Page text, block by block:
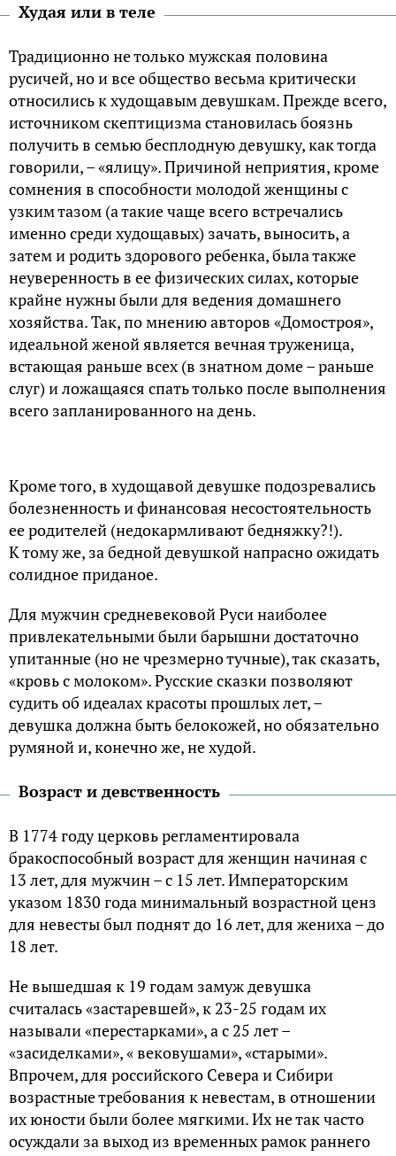
Худая или в теле
Традиционно не только мужская половина
русичей, но и все общество весьма критически
относились к худощавым девушкам. Прежде всего,
источником скептицизма становилась боязнь
получить в семью бесплодную девушку, как тогда
говорили, – «ялицу». Причиной неприятия, кроме
сомнения в способности молодой женщины с
узким тазом (а такие чаще всего встречались
именно среди худощавых) зачать, выносить, а
затем и родить здорового ребенка, была также
неуверенность в ее физических силах, которые
крайне нужны были для ведения домашнего
хозяйства. Так, по мнению авторов «Домостроя»,
идеальной женой является вечная труженица,
встающая раньше всех (в знатном доме – раньше
слуг) и ложащаяся спать только после выполнения
всего запланированного на день.
Кроме того, в худощавой девушке подозревались
болезненность и финансовая несостоятельность
ее родителей (недокармливают бедняжку?!).
К тому же, за бедной девушкой напрасно ожидать
солидное приданое.
Для мужчин средневековой Руси наиболее
привлекательными были барышни достаточно
упитанные (но не чрезмерно тучные), так сказать,
«кровь с молоком». Русские сказки позволяют
судить об идеалах красоты прошлых лет, –
девушка должна быть белокожей, но обязательно
румяной и, конечно же, не худой.
Возраст и девственность
В 1774 году церковь регламентировала
бракоспособный возраст для женщин начиная с
13 лет, для мужчин – с 15 лет. Императорским
указом 1830 года минимальный возрастной ценз
для невесты был поднят до 16 лет, для жениха – до
18 лет.
Не вышедшая к 19 годам замуж девушка
считалась «застаревшей», к 23-25 годам их
называли «перестарками», а с 25 лет –
«засиделками», « вековушами», «старыми».
Впрочем, для российского Севера и Сибири
возрастные требования к невестам, в отношении
их юности были более мягкими. Их не так часто
осуждали за выход из временных рамок раннего